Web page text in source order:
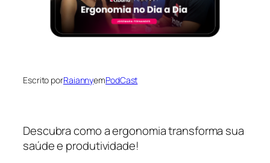
Escrito porRaiannyemPodCast
Descubra como a ergonomia transforma sua
saúde e produtividade!